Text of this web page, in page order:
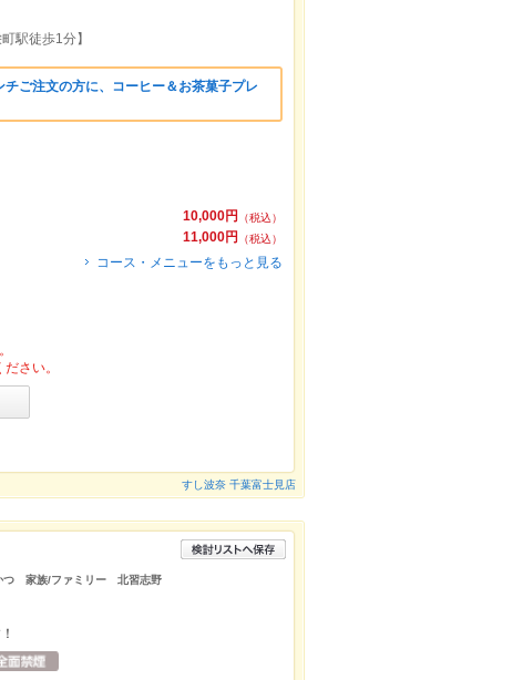
駅徒歩1分】
チご注文の方に、コーヒー＆お茶菓子プレ
10,000円
（税込）
11,000円
（税込）
コース・メニューをもっと見る
さい。
すし波奈 千葉富士見店
家族/ファミリー 北習志野